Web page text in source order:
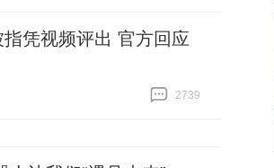
凭视频评出 官方回应
2739